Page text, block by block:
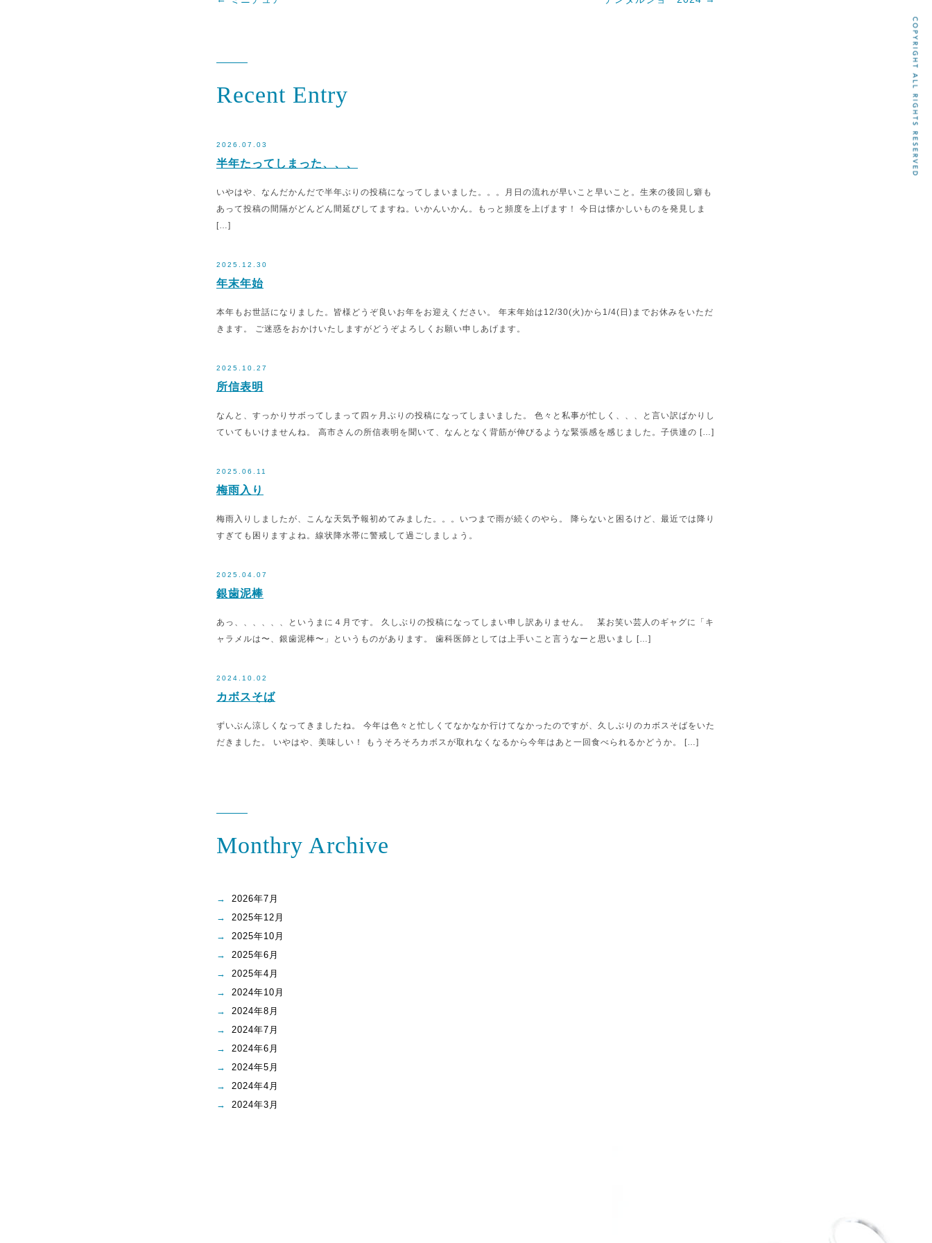
Recent Entry
2026.07.03
半年たってしまった、、、
いやはや、なんだかんだで半年ぶりの投稿になってしまいました。。。月日の流れが早いこと早いこと。生来の後回し癖も
あって投稿の間隔がどんどん間延びしてますね。いかんいかん。もっと頻度を上げます！ 今日は懐かしいものを発見しま
[…]
2025.12.30
年末年始
本年もお世話になりました。皆様どうぞ良いお年をお迎えください。 年末年始は12/30(火)から1/4(日)までお休みをいただ
きます。 ご迷惑をおかけいたしますがどうぞよろしくお願い申しあげます。
2025.10.27
所信表明
なんと、すっかりサボってしまって四ヶ月ぶりの投稿になってしまいました。 色々と私事が忙しく、、、と言い訳ばかりし
ていてもいけませんね。 高市さんの所信表明を聞いて、なんとなく背筋が伸びるような緊張感を感じました。子供達の […]
2025.06.11
梅雨入り
梅雨入りしましたが、こんな天気予報初めてみました。。。いつまで雨が続くのやら。 降らないと困るけど、最近では降り
すぎても困りますよね。線状降水帯に警戒して過ごしましょう。
2025.04.07
銀歯泥棒
あっ、、、、、、というまに４月です。 久しぶりの投稿になってしまい申し訳ありません。 某お笑い芸人のギャグに「キ
ャラメルは〜、銀歯泥棒〜」というものがあります。 歯科医師としては上手いこと言うなーと思いまし […]
2024.10.02
カボスそば
ずいぶん涼しくなってきましたね。 今年は色々と忙しくてなかなか行けてなかったのですが、久しぶりのカボスそばをいた
だきました。 いやはや、美味しい！ もうそろそろカボスが取れなくなるから今年はあと一回食べられるかどうか。 […]
Monthry Archive
2026年7月
2025年12月
2025年10月
2025年6月
2025年4月
2024年10月
2024年8月
2024年7月
2024年6月
2024年5月
2024年4月
2024年3月